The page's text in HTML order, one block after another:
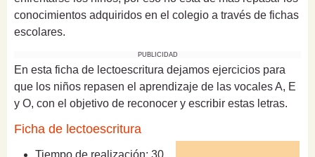
conocimientos adquiridos en el colegio a través de fichas
escolares.
PUBLICIDAD
En esta ficha de lectoescritura dejamos ejercicios para
que los niños repasen el aprendizaje de las vocales A, E
y O, con el objetivo de reconocer y escribir estas letras.
Ficha de lectoescritura